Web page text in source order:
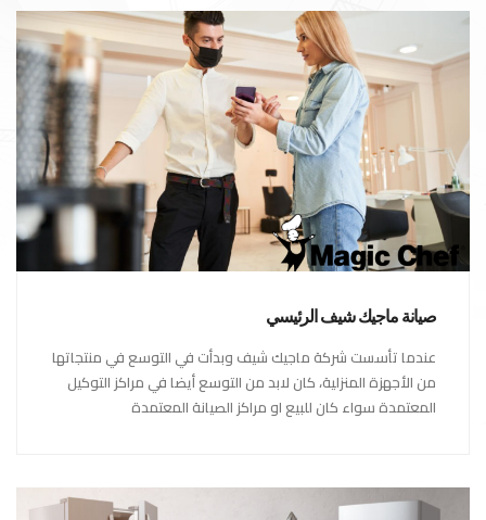
صيانة ماجيك شيف الرئيسي
عندما تأسست شركة ماجيك شيف وبدأت في التوسع في منتجاتها
من الأجهزة المنزلية، كان لابد من التوسع أيضا في مراكز التوكيل
المعتمدة سواء كان للبيع او مراكز الصيانة المعتمدة